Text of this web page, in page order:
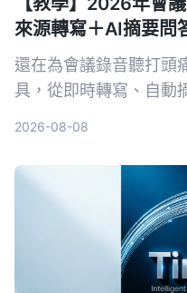
來源轉寫＋AI摘要問
還在為會議錄音聽打頭
具，從即時轉寫、自動
2026-08-08